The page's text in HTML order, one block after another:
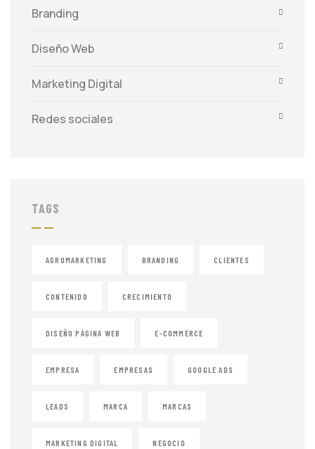
Branding
Diseño Web
Marketing Digital
Redes sociales
TAGS
AGROMARKETING BRANDING CLIENTES
CONTENIDO CRECIMIENTO
DISEÑO PÁGINA WEB E-COMMERCE
EMPRESA EMPRESAS GOOGLE ADS
LEADS MARCA MARCAS
MARKETING DIGITAL NEGOCIO